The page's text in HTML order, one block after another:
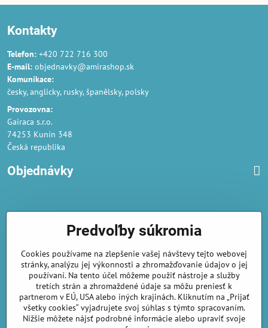
Kontakty
Telefon: +420 722 716 300
E-mail: objednavky@amirashop.sk
Komunikace:
česky, anglicky, rusky, španělsky, polsky
Provozovna:
Gairaca s.r.o.
74253 Kunín 348
Česká republika
Objednávky
Podmienky ochrany osobných údajov
Náklady na dodání a doba dodání
Veľkoobchod- značka Gaira®
AmiraShop je registrovaný na Puncovom úrade.
Puncové značkysú k nahliadnuttu.
Predvoľby súkromia
Cookies používame na zlepšenie vašej návštevy tejto webovej
stránky, analýzu jej výkonnosti a zhromažďovanie údajov o jej
používaní. Na tento účel môžeme použiť nástroje a služby
tretích strán a zhromaždené údaje sa môžu preniesť k
partnerom v EÚ, USA alebo iných krajinách. Kliknutím na „Prijať
všetky cookies“ vyjadrujete svoj súhlas s týmto spracovaním.
Nižšie môžete nájsť podrobné informácie alebo upraviť svoje